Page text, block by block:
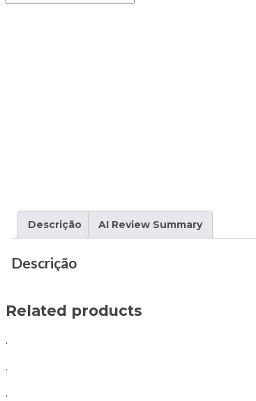
Descrição AI Review Summary
Descrição
Related products
.
.
.